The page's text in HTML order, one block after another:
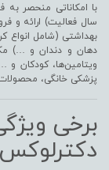
سال فعالیت) ارائه و
بهداشتی (شامل انواع
دهان و دندان و …)
ویتامین‌ها، کودکان
پزشکی خانگی،
برخی